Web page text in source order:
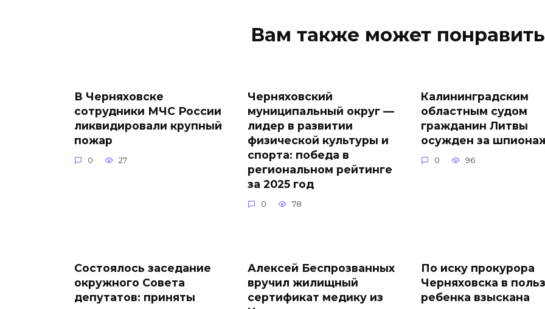
Вам также может
В Черняховске
сотрудники МЧС России
ликвидировали крупный
пожар
0 27
Черняховский
муниципальный округ —
лидер в развитии
физической культуры и
спорта: победа в
региональном рейтинге
за 2025 год
0 78
Калининградским
областным судом
гражданин Литвы
осужден за
0 96
Состоялось заседание
окружного Совета
депутатов: приняты
Алексей Беспрозванных
вручил жилищный
сертификат медику из
По иску прокурора
Черняховска в
ребенка взыскана